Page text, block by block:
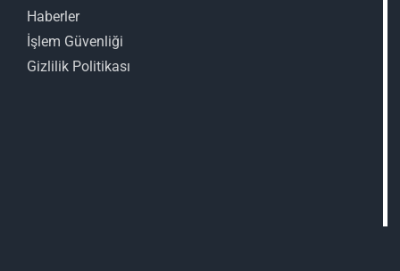
Haberler
İşlem Güvenliği
Gizlilik Politikası